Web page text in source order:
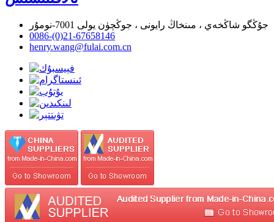
جۇڭگو شاڭخەي ، مىنخاڭ رايونى ، جوڭچۈن يولى 7001-نومۇر
0086-(0)21-67658146
henry.wang@fulai.com.cn